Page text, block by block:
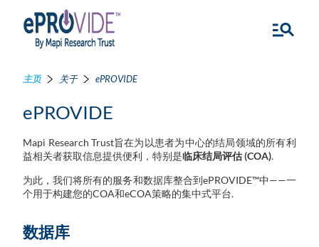
主页 关于 ePROVIDE
ePROVIDE
Mapi Research Trust旨在为以患者为中心的结局领域的所有利
益相关者获取信息提供便利，特别是临床结局评估 (COA).
为此，我们将所有的服务和数据库整合到ePROVIDE™中——一
个用于构建您的COA和eCOA策略的集中式平台.
数据库